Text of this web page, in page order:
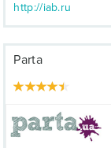
http://iab.ru
Parta